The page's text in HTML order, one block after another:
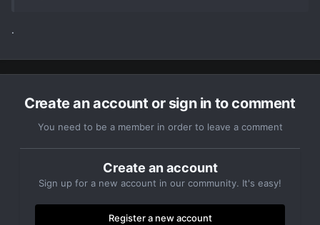
.
Create an account or sign in to comment
You need to be a member in order to leave a comment
Create an account
Sign up for a new account in our community. It's easy!
Register a new account